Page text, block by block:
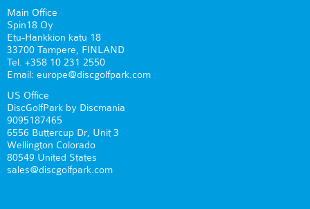
Main Office
Spin18 Oy
Etu-Hankkion katu 18
33700 Tampere, FINLAND
Tel. +358 10 231 2550
Email: europe@discgolfpark.com
US Office
DiscGolfPark by Discmania
9095187465
6556 Buttercup Dr, Unit 3
Wellington Colorado
80549 United States
sales@discgolfpark.com